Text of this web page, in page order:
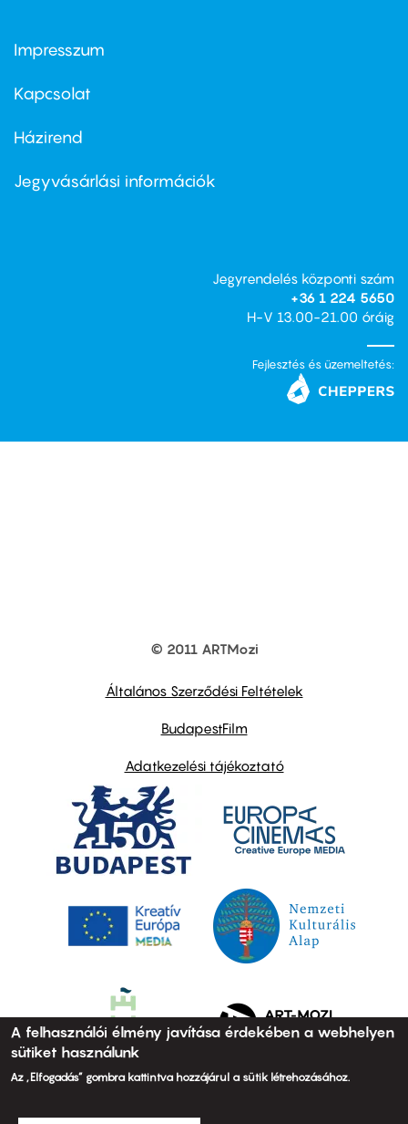
Footer
first
Impresszum
Kapcsolat
Footer
second
Házirend
Jegyvásárlási információk
Jegyrendelés központi szám
+36 1 224 5650
H-V 13.00-21.00 óráig
Fejlesztés és üzemeltetés:
© 2011 ARTMozi
Általános Szerződési Feltételek
BudapestFilm
Adatkezelési tájékoztató
A felhasználói élmény javítása érdekében a webhelyen
sütiket használunk
Az „Elfogadás” gombra kattintva hozzájárul a sütik létrehozásához.